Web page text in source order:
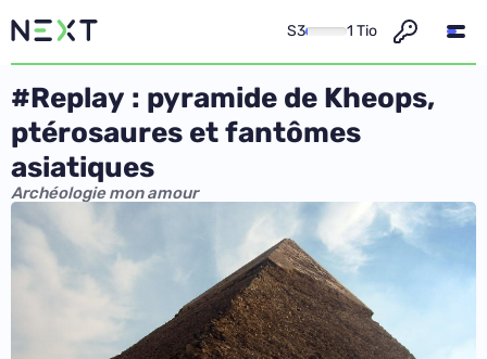
S3 1 Tio
#Replay : pyramide de Kheops,
ptérosaures et fantômes
asiatiques
Archéologie mon amour